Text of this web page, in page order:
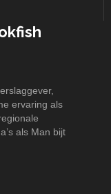
ervaring als
als Man bijt